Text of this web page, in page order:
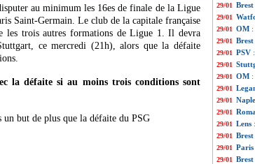
au minimum les 16es de finale de la Ligue
Saint-Germain. Le club de la capitale française
trois autres formations de Ligue 1. Il devra
ce mercredi (21h), alors que la défaite
la défaite si au moins trois conditions sont
but de plus que la défaite du PSG
29/01 Brest
29/01
29/01 OM
29/01 Brest
29/01 PSV
29/01
29/01 OM
29/01
29/01
29/01 Roma
29/01 Lens
29/01 Brest
29/01 Paris
29/01 Brest